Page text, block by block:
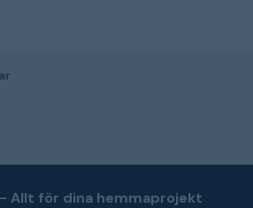
Allt för dina hemmaprojekt